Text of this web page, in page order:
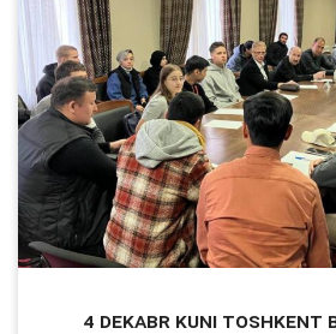
4 dekabr kuni Toshkent